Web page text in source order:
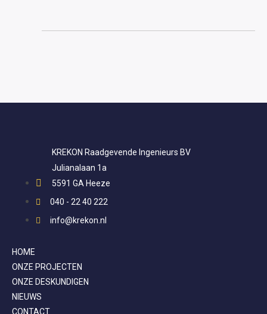
KREKON Raadgevende Ingenieurs BV
Julianalaan 1a
5591 GA Heeze
040 - 22 40 222
info@krekon.nl
HOME
ONZE PROJECTEN
ONZE DESKUNDIGEN
NIEUWS
CONTACT